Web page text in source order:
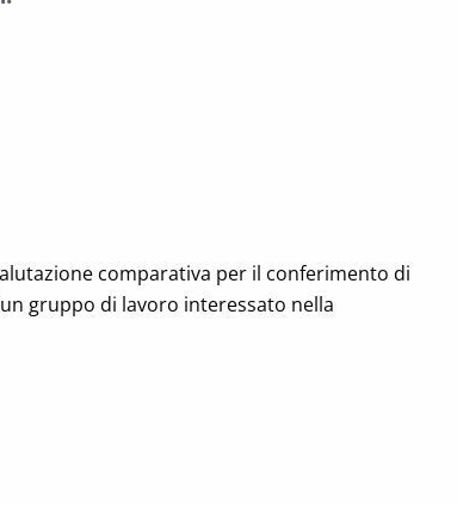
comparativa per il conferimento di
gruppo di lavoro interessato nella